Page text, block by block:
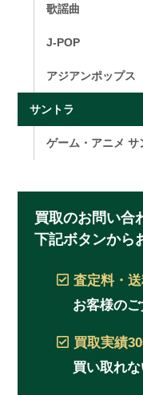
歌謡曲
J-POP
アジアンポップス
サントラ
ゲーム・アニメ サ
買取のお問い合
下記ボタンから
査定料・
お客様のご
買取実績
買い取れな